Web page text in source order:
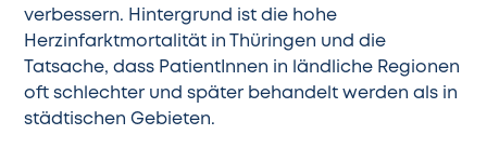
verbessern. Hintergrund ist die hohe
Herzinfarktmortalität in Thüringen und die
Tatsache, dass PatientInnen in ländliche Regionen
oft schlechter und später behandelt werden als in
städtischen Gebieten.